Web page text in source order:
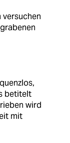
betitelt
wird
mit